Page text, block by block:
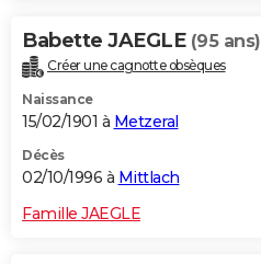
Babette JAEGLE (95 ans)
Créer une cagnotte obsèques
Naissance
15/02/1901 à Metzeral
Décès
02/10/1996 à Mittlach
Famille JAEGLE